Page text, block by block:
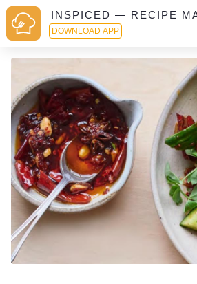
INSPICED — RECIPE
DOWNLOAD APP